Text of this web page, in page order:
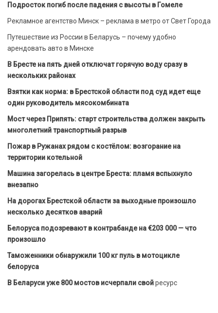
Подросток погиб после падения с высоты в Гомеле
Рекламное агентство Минск – реклама в метро от Свет Города
Путешествие из России в Беларусь – почему удобно
арендовать авто в Минске
В Бресте на пять дней отключат горячую воду сразу в
нескольких районах
Взятки как норма: в Брестской области под суд идет еще
один руководитель мясокомбината
Мост через Припять: старт строительства должен закрыть
многолетний транспортный разрыв
Пожар в Ружанах рядом с костёлом: возгорание на
территории котельной
Машина загорелась в центре Бреста: пламя вспыхнуло
внезапно
На дорогах Брестской области за выходные произошло
несколько десятков аварий
Белоруса подозревают в контрабанде на €203 000 — что
произошло
Таможенники обнаружили 100 кг пуль в мотоцикле
белоруса
В Беларуси уже 800 мостов исчерпали свойресурс